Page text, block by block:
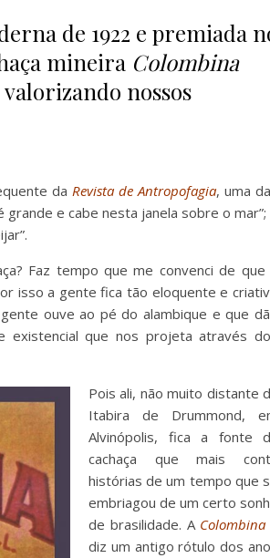
de 1922 e premiada
mineira Colombina
nossos
da Revista de Antropofagia, uma
e cabe nesta janela sobre o mar”;
Faz tempo que me convenci de que
isso a gente fica tão eloquente e
ouve ao pé do alambique e que
existencial que nos projeta através
Pois ali, não muito distante
Itabira de Drummond,
Alvinópolis, fica a fonte
cachaça que mais
histórias de um tempo que
embriagou de um certo
de brasilidade. A Colombina
diz um antigo rótulo dos